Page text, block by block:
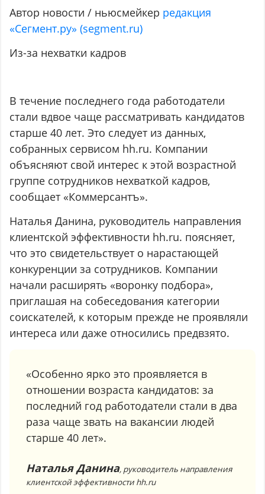
Автор новости / ньюсмейкер редакция
«Сегмент.ру» (segment.ru)
Из-за нехватки кадров
В течение последнего года работодатели
стали вдвое чаще рассматривать кандидатов
старше 40 лет. Это следует из данных,
собранных сервисом hh.ru. Компании
объясняют свой интерес к этой возрастной
группе сотрудников нехваткой кадров,
сообщает «Коммерсантъ».
Наталья Данина, руководитель направления
клиентской эффективности hh.ru. поясняет,
что это свидетельствует о нарастающей
конкуренции за сотрудников. Компании
начали расширять «воронку подбора»,
приглашая на собеседования категории
соискателей, к которым прежде не проявляли
интереса или даже относились предвзято.
«Особенно ярко это проявляется в
отношении возраста кандидатов: за
последний год работодатели стали в два
раза чаще звать на вакансии людей
старше 40 лет».
Наталья Данина, руководитель направления
клиентской эффективности hh.ru